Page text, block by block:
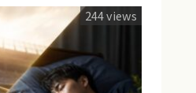
244 views